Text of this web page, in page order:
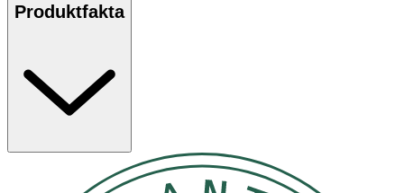
Produktfakta